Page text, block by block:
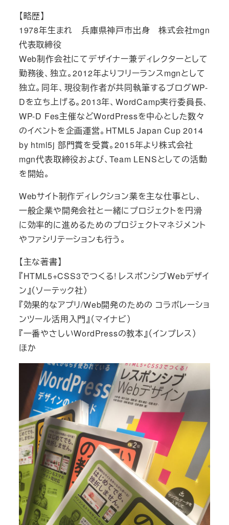
【略歴】
1978年生まれ 兵庫県神戸市出身 株式会社mgn
代表取締役
Web制作会社にてデザイナー兼ディレクターとして
勤務後、独立。2012年よりフリーランスmgnとして
独立。同年、現役制作者が共同執筆するブログWP-
Dを立ち上げる。2013年、WordCamp実行委員長、
WP-D Fes主催などWordPressを中心とした数々
のイベントを企画運営。HTML5 Japan Cup 2014
by html5j 部門賞を受賞。2015年より株式会社
mgn代表取締役および、Team LENSとしての活動
を開始。
Webサイト制作ディレクション業を主な仕事とし、
一般企業や開発会社と一緒にプロジェクトを円滑
に効率的に進めるためのプロジェクトマネジメント
やファシリテーションも行う。
【主な著書】
『HTML5+CSS3でつくる! レスポンシブWebデザイ
ン』（ソーテック社）
『効果的なアプリ/Web開発のための コラボレーショ
ンツール活用入門』（マイナビ）
『一番やさしいWordPressの教本』（インプレス）
ほか